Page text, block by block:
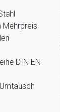
Mehrpreis
DIN EN